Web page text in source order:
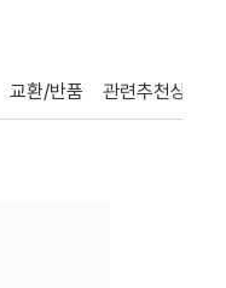
교환/반품 관련추천상품